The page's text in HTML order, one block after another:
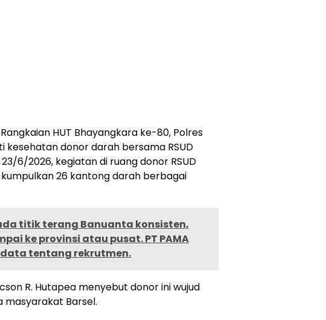
Rangkaian HUT Bhayangkara ke-80, Polres
kesehatan donor darah bersama RSUD
6/2026, kegiatan di ruang donor RSUD
26 kantong darah berbagai
titik terang Banuanta konsisten,
ke provinsi atau pusat. PT PAMA
tentang rekrutmen.
R. Hutapea menyebut donor ini wujud
masyarakat Barsel.